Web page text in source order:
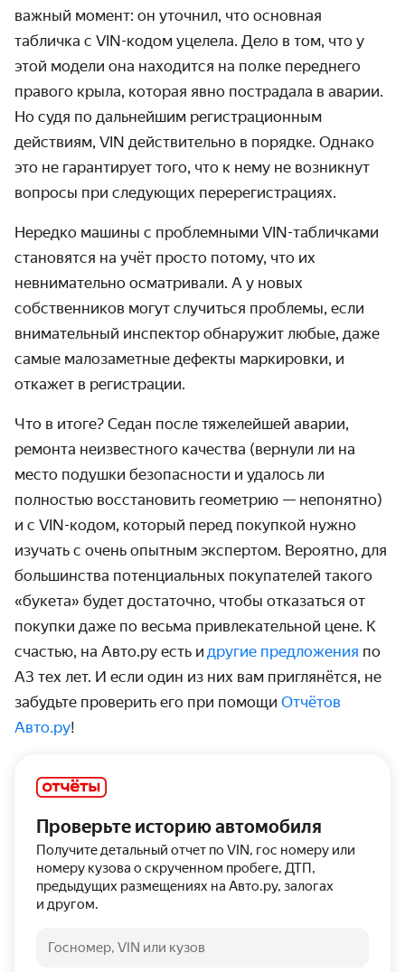
важный момент: он уточнил, что основная
табличка с VIN-кодом уцелела. Дело в том, что у
этой модели она находится на полке переднего
правого крыла, которая явно пострадала в аварии.
Но судя по дальнейшим регистрационным
действиям, VIN действительно в порядке. Однако
это не гарантирует того, что к нему не возникнут
вопросы при следующих перерегистрациях.
Нередко машины с проблемными VIN-табличками
становятся на учёт просто потому, что их
невнимательно осматривали. А у новых
собственников могут случиться проблемы, если
внимательный инспектор обнаружит любые, даже
самые малозаметные дефекты маркировки, и
откажет в регистрации.
Что в итоге? Седан после тяжелейшей аварии,
ремонта неизвестного качества (вернули ли на
место подушки безопасности и удалось ли
полностью восстановить геометрию — непонятно)
и с VIN-кодом, который перед покупкой нужно
изучать с очень опытным экспертом. Вероятно, для
большинства потенциальных покупателей такого
«букета» будет достаточно, чтобы отказаться от
покупки даже по весьма привлекательной цене. К
счастью, на Авто.ру есть и другие предложения по
A3 тех лет. И если один из них вам приглянётся, не
забудьте проверить его при помощи Отчётов
Авто.ру!
Проверьте историю автомобиля
Получите детальный отчет по VIN, гос номеру или
номеру кузова о скрученном пробеге, ДТП,
предыдущих размещениях на Авто.ру, залогах
и другом.
Госномер, VIN или кузов